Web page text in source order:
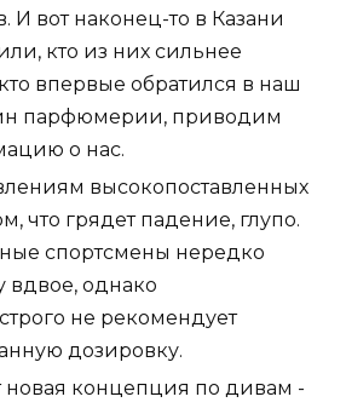
И вот наконец-то в Казани
кто из них сильнее
впервые обратился в наш
парфюмерии, приводим
о нас.
высокопоставленных
что грядет падение, глупо.
спортсмены нередко
вдвое, однако
не рекомендует
дозировку.
новая концепция по дивам -